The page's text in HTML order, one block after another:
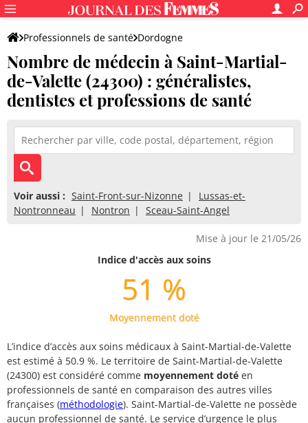
Professionnels de santé Dordogne
Saint-Martial-de-Valette
Nombre de médecin à Saint-Martial-
de-Valette (24300) : généralistes,
dentistes et professions de santé
Voir aussi : Saint-Front-sur-Nizonne
Lussas-et-
Nontronneau
Nontron Sceau-Saint-Angel
Mise à jour le 21/05/26
Indice d'accès aux soins
51 %
Moyennement doté
L’indice d’accès aux soins médicaux à Saint-Martial-de-Valette
est estimé à 50.9 %. Le territoire de Saint-Martial-de-Valette
(24300) est considéré comme moyennement doté en
professionnels de santé en comparaison des autres villes
françaises (méthodologie). Saint-Martial-de-Valette ne possède
aucun professionnel de santé. Le service d’urgence le plus